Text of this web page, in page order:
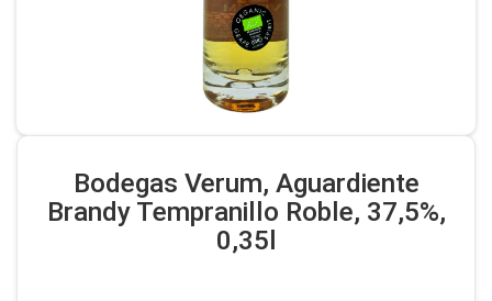
Bodegas Verum, Aguardiente
Brandy Tempranillo Roble, 37,5%,
0,35l